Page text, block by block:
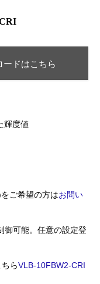
ードはこちら
輝度値
ご希望の方はお問い
御可能。任意の設定登
ちらVLB-10FBW2-CRI